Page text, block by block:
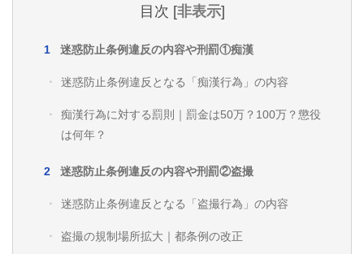
目次 [非表示]
迷惑防止条例違反の内容や刑罰①痴漢
迷惑防止条例違反となる「痴漢行為」の内容
痴漢行為に対する罰則｜罰金は50万？100万？懲役
は何年？
迷惑防止条例違反の内容や刑罰②盗撮
迷惑防止条例違反となる「盗撮行為」の内容
盗撮の規制場所拡大｜都条例の改正